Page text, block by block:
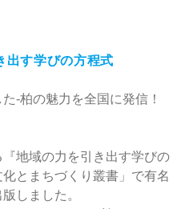
出す学びの方程式
‐柏の魅力を全国に発信！
地域の力を引き出す学びの
とまちづくり叢書」で有名
しました。